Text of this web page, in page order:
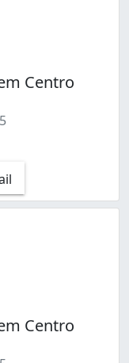
Centro
Centro